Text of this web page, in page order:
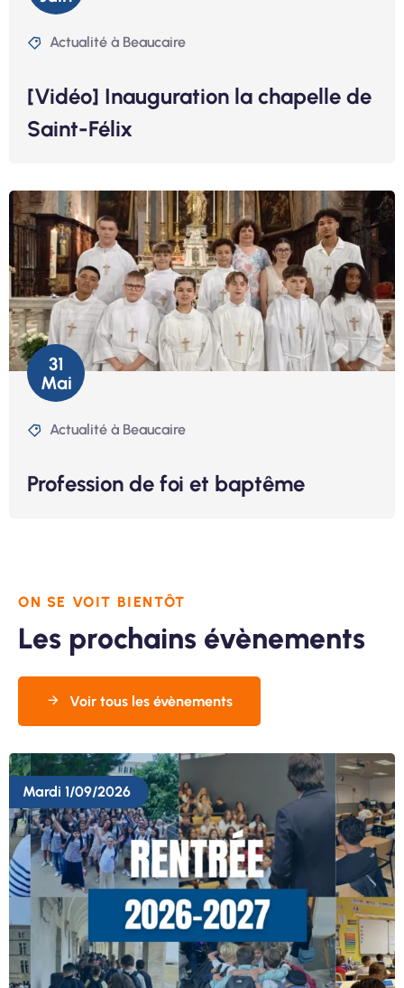
Actualité à Beaucaire
[Vidéo] Inauguration la chapelle de
Saint-Félix
31
Mai
Actualité à Beaucaire
Profession de foi et baptême
ON SE VOIT BIENTÔT
Les prochains évènements
Voir tous les évènements
Mardi 1/09/2026